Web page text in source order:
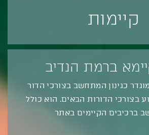
קיימות
ברמת הנדיב
כגינון המתחשב בצורכי הדור
בצורכי הדורות הבאים. הוא כולל
ברכיבים הקיימים באתר